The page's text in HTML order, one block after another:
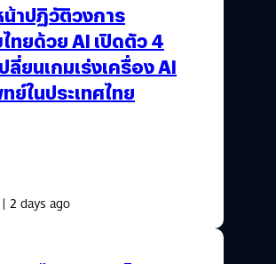
น้าปฏิวัติวงการ
ทยด้วย AI เปิดตัว 4
ลี่ยนเกมเร่งเครื่อง AI
ย์ในประเทศไทย
| 2 days ago